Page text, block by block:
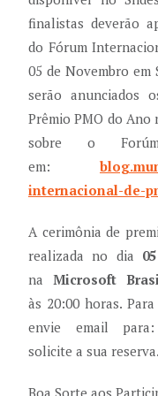
finalistas deverão
do Fórum
05 de Novembro em
serão anunciados
Prêmio PMO do Ano
sobre o
em:
internacional-de-
A cerimônia de
realizada no dia
na Microsoft
às 20:00 horas.
envie email
solicite a sua reserva.
Boa Sorte aos